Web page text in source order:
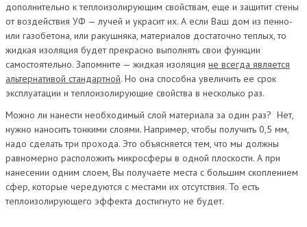
дополнительно к теплоизолирующим свойствам, еще и защитит стены
от воздействия УФ — лучей и украсит их. А если Ваш дом из пенно-
или газобетона, или ракушняка, материалов достаточно теплых, то
жидкая изоляция будет прекрасно выполнять свои функции
самостоятельно. Запомните — жидкая изоляция не всегда является
альтернативой стандартной. Но она способна увеличить ее срок
эксплуатации и теплоизолирующие свойства в несколько раз.
Можно ли нанести необходимый слой материала за один раз? Нет,
нужно наносить тонкими слоями. Например, чтобы получить 0,5 мм,
надо сделать три прохода. Это объясняется тем, что мы должны
равномерно расположить микросферы в одной плоскости. А при
нанесении одним слоем, Вы получаете места с большим скоплением
сфер, которые чередуются с местами их отсутствия. То есть
теплоизолирующего эффекта достигнуто не будет.